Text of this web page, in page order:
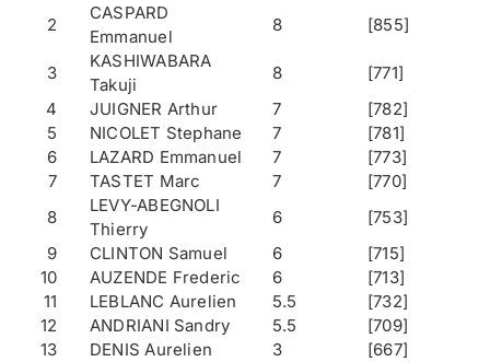
2
CASPARD
Emmanuel
8 [855]
3
KASHIWABARA
Takuji
8
[771]
4
JUIGNER Arthur 7
[782]
5
NICOLET Stephane 7
[781]
6
LAZARD Emmanuel 7
[773]
7
TASTET Marc 7
[770]
8
LEVY-ABEGNOLI
Thierry
6
[753]
9
CLINTON Samuel 6
[715]
10
AUZENDE Frederic 6
[713]
11
LEBLANC Aurelien 5.5
[732]
12
ANDRIANI Sandry 5.5
[709]
13
DENIS Aurelien 3
[667]